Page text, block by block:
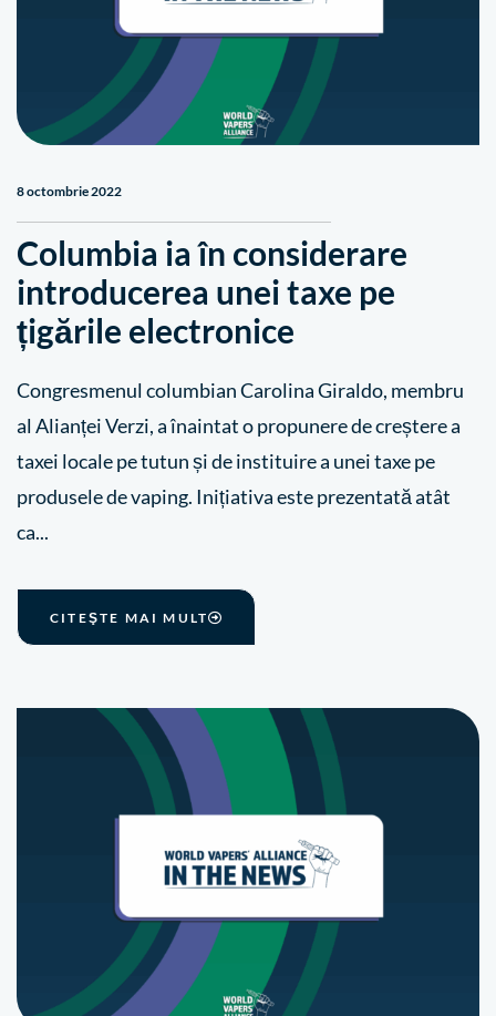
8 octombrie 2022
Columbia ia în considerare
introducerea unei taxe pe
țigările electronice
Congresmenul columbian Carolina Giraldo, membru
al Alianței Verzi, a înaintat o propunere de creștere a
taxei locale pe tutun și de instituire a unei taxe pe
produsele de vaping. Inițiativa este prezentată atât
ca...
CITEŞTE MAI MULT